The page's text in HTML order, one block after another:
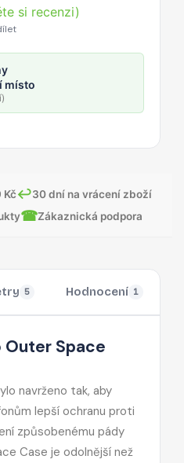
si recenzi)
místo
Kč↩30 dní na vrácení zboží
☎Zákaznická podpora
5 Hodnocení 1
Outer Space
navrženo tak, aby
lepší ochranu proti
způsobenému pády
Case je odolnější než